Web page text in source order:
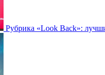
Рубрика «Look Back»: